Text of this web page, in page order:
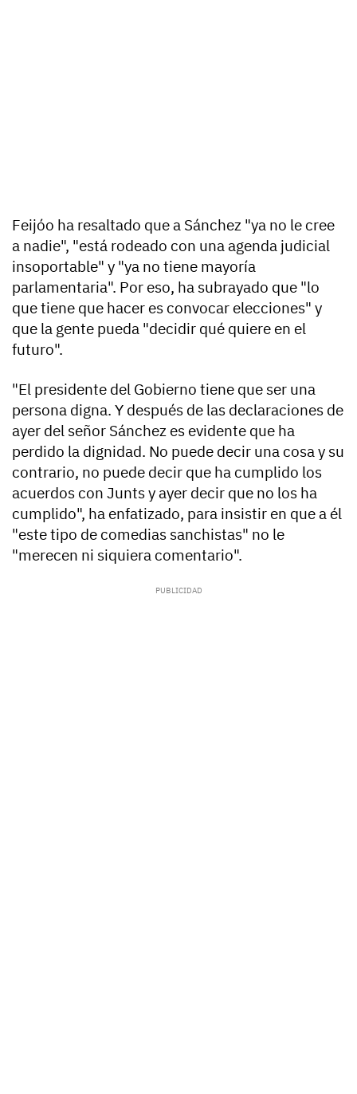
Feijóo ha resaltado que a Sánchez "ya no le cree
a nadie", "está rodeado con una agenda judicial
insoportable" y "ya no tiene mayoría
parlamentaria". Por eso, ha subrayado que "lo
que tiene que hacer es convocar elecciones" y
que la gente pueda "decidir qué quiere en el
futuro".
"El presidente del Gobierno tiene que ser una
persona digna. Y después de las declaraciones de
ayer del señor Sánchez es evidente que ha
perdido la dignidad. No puede decir una cosa y su
contrario, no puede decir que ha cumplido los
acuerdos con Junts y ayer decir que no los ha
cumplido", ha enfatizado, para insistir en que a él
"este tipo de comedias sanchistas" no le
"merecen ni siquiera comentario".